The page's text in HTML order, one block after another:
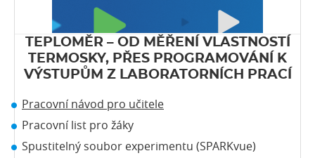
TEPLOMĚR – OD MĚŘENÍ VLASTNOSTÍ
TERMOSKY, PŘES PROGRAMOVÁNÍ K
VÝSTUPŮM Z LABORATORNÍCH PRACÍ
Pracovní návod pro učitele
Pracovní list pro žáky
Spustitelný soubor experimentu (SPARKvue)